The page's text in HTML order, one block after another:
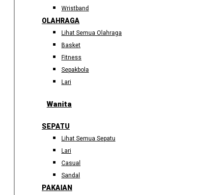
Wristband
OLAHRAGA
Lihat Semua Olahraga
Basket
Fitness
Sepakbola
Lari
Wanita
SEPATU
Lihat Semua Sepatu
Lari
Casual
Sandal
PAKAIAN